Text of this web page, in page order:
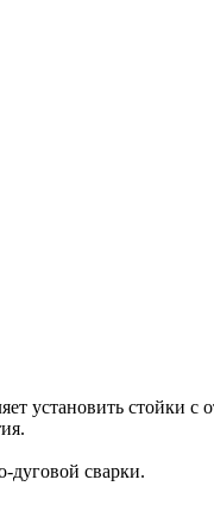
установить стойки с
дуговой сварки.